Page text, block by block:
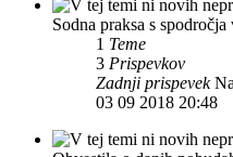
Sodna praksa s
1 Teme
3 Prispevkov
Zadnji prispevek
03 09 2018 20:48